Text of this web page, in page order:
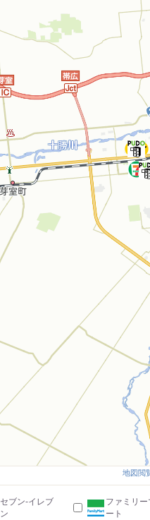
地図閲
セブン-イレブ
ン
ファミリー
ート